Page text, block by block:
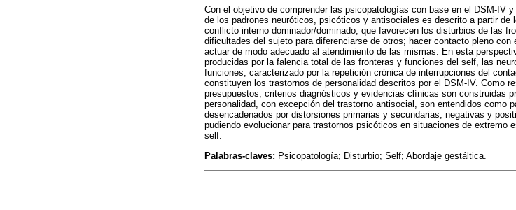
Con el objetivo de comprender las psicopatologías con base en el DSM-IV
de los padrones neuróticos, psicóticos y antisociales es descrito a partir
conflicto interno dominador/dominado, que favorecen los disturbios de las
dificultades del sujeto para diferenciarse de otros; hacer contacto pleno
actuar de modo adecuado al atendimiento de las mismas. En esta
producidas por la falencia total de las fronteras y funciones del self, las
funciones, caracterizado por la repetición crónica de interrupciones del
constituyen los trastornos de personalidad descritos por el DSM-IV. Como
presupuestos, criterios diagnósticos y evidencias clínicas son construidas
personalidad, con excepción del trastorno antisocial, son entendidos como
desencadenados por distorsiones primarias y secundarias, negativas y
pudiendo evolucionar para trastornos psicóticos en situaciones de extremo
self.
Palabras-claves: Psicopatología; Disturbio; Self; Abordaje gestáltica.